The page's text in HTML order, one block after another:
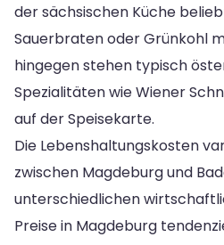
der sächsischen Küche
Sauerbraten oder Grünkohl
hingegen stehen typisch
Spezialitäten wie Wiener
auf der Speisekarte.
Die Lebenshaltungskosten
zwischen Magdeburg und
unterschiedlichen
Preise in Magdeburg